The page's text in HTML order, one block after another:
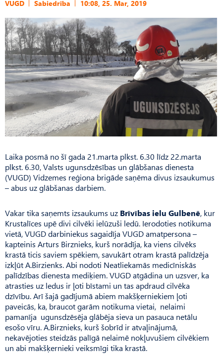
VUGD Sabiedrība 10:08, 25. Mar, 2019
Laika posmā no šī gada 21.marta plkst. 6.30 līdz 22.marta
plkst. 6.30, Valsts ugunsdzēsības un glābšanas dienesta
(VUGD) Vidzemes reģiona brigāde saņēma divus izsaukumus
– abus uz glābšanas darbiem.
Vakar tika saņemts izsaukums uz Brīvības ielu Gulbenē, kur
Krustalīces upē divi cilvēki ielūzuši ledū. Ierodoties notikuma
vietā, VUGD darbiniekus sagaidīja VUGD amatpersona –
kapteinis Arturs Birznieks, kurš norādīja, ka viens cilvēks
krastā ticis saviem spēkiem, savukārt otram krastā palīdzēja
izkļūt A.Birzienks. Abi nodoti Neatliekamās medicīniskās
palīdzības dienesta mediķiem. VUGD atgādina un uzsver, ka
atrasties uz ledus ir ļoti bīstami un tas apdraud cilvēka
dzīvību. Arī šajā gadījumā abiem makšķerniekiem ļoti
paveicās, ka, braucot garām notikuma vietai, nelaimi
pamanīja ugunsdzēsēja glābēja sieva un pasauca netālu
esošo vīru. A.Birznieks, kurš šobrīd ir atvaļinājumā,
nekavējoties steidzās palīgā nelaimē nokļuvušiem cilvēkiem
un abi makšķernieki veiksmīgi tika krastā.